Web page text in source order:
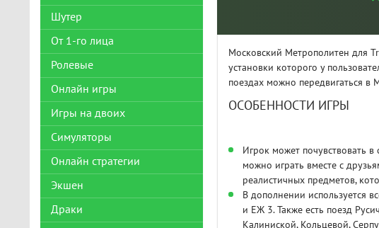
Московский Метрополитен для
установки которого у
поездах можно передвигаться в
ОСОБЕННОСТИ ИГРЫ
Игрок может почувствовать
можно играть вместе с
реалистичных предметов,
В дополнении используется
и ЕЖ 3. Также есть поезд
Калиниской, Кольцевой,
Шутер
От 1-го лица
Ролевые
Онлайн игры
Игры на двоих
Симуляторы
Онлайн стратегии
Экшен
Драки